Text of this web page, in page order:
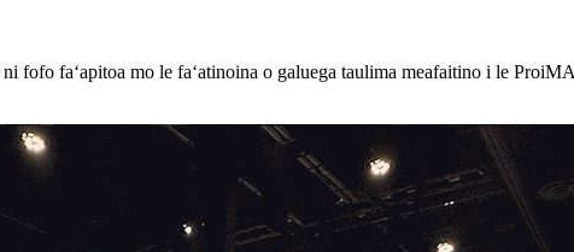
fofo faʻapitoa mo le faʻatinoina o galuega taulima meafaitino i le